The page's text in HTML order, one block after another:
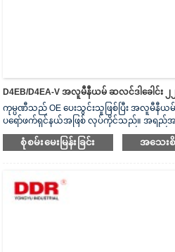
D4EB/D4EA-V အလူမီနီယမ် ဆလင်ဒါခေါင်း ၂
ကုမ္ပဏီသည် OE ပေးသွင်းသူဖြစ်ပြီး အလူမီနီယမ်
ပရော်ဖက်ရှင်နယ်အဖြစ် လုပ်ကိုင်သည်။ အရည်အ
သည်။ ဆလင်ဒါခေါင်းသည် ISO16949 စစ်မှန်
“အလုံပိတ် ဆလင်ဒါခေါင်း”၊ “ဆလင်ဒါခေါင်း
စုံစမ်းမေးမြန်းခြင်း အသေး